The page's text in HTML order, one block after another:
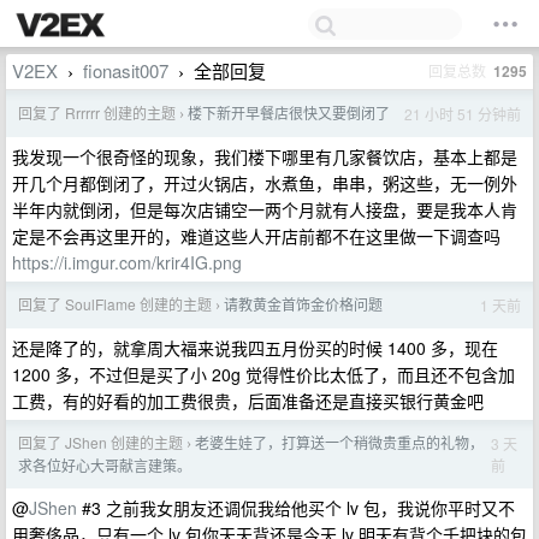
V2EX › fionasit007 › 全部回复 回复总数 1295
回复了 Rrrrrr 创建的主题 › 楼下新开早餐店很快又要倒闭了 21 小时 51 分钟前
我发现一个很奇怪的现象，我们楼下哪里有几家餐饮店，基本上都是
开几个月都倒闭了，开过火锅店，水煮鱼，串串，粥这些，无一例外
半年内就倒闭，但是每次店铺空一两个月就有人接盘，要是我本人肯
定是不会再这里开的，难道这些人开店前都不在这里做一下调查吗
https://i.imgur.com/krir4IG.png
回复了 SoulFlame 创建的主题 › 请教黄金首饰金价格问题 1 天前
还是降了的，就拿周大福来说我四五月份买的时候 1400 多，现在
1200 多，不过但是买了小 20g 觉得性价比太低了，而且还不包含加
工费，有的好看的加工费很贵，后面准备还是直接买银行黄金吧
回复了 JShen 创建的主题 › 老婆生娃了，打算送一个稍微贵重点的礼物，
求各位好心大哥献言建策。
3 天
前
@JShen #3 之前我女朋友还调侃我给他买个 lv 包，我说你平时又不
用奢侈品，只有一个 lv 包你天天背还是今天 lv 明天有背个千把块的包